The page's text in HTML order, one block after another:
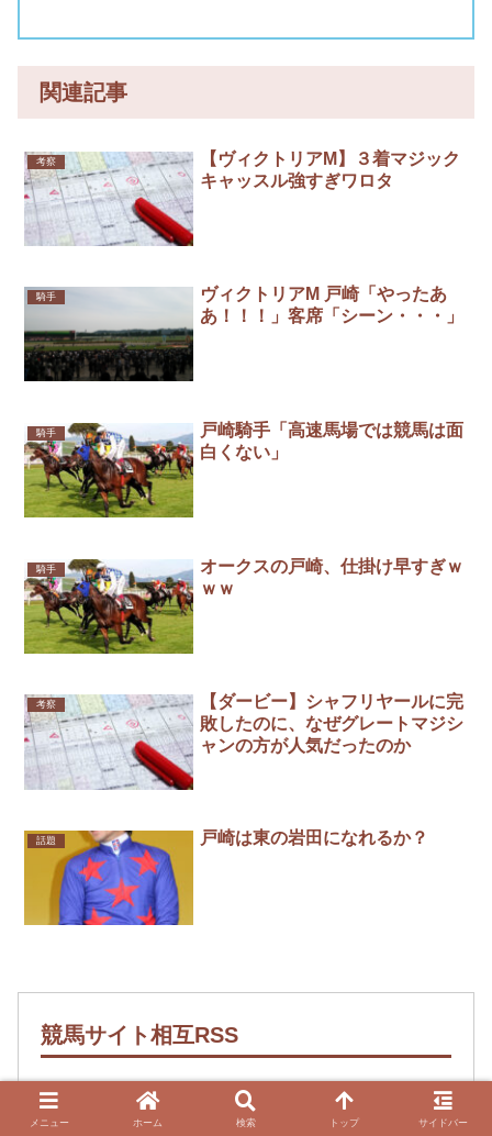
関連記事
考察
【ヴィクトリアM】３着マジック
キャッスル強すぎワロタ
騎手
ヴィクトリアM 戸崎「やったあ
あ！！！」客席「シーン・・・」
騎手
戸崎騎手「高速馬場では競馬は面
白くない」
騎手
オークスの戸崎、仕掛け早すぎｗ
ｗｗ
考察
【ダービー】シャフリヤールに完
敗したのに、なぜグレートマジシ
ャンの方が人気だったのか
話題 戸崎は東の岩田になれるか？
競馬サイト相互RSS
ロングセラー媚薬「ホレナミンＨ」根強
い人気の理由はハイスペックな即効性と
メニュー ホーム 検索 トップ サイドバー